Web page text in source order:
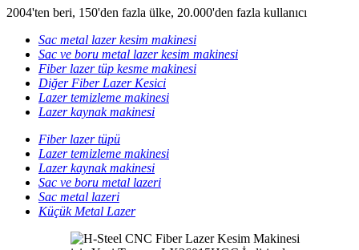
2004'ten beri, 150'den fazla ülke, 20.000'den fazla kullanıcı
Sac metal lazer kesim makinesi
Sac ve boru metal lazer kesim makinesi
Fiber lazer tüp kesme makinesi
Diğer Fiber Lazer Kesici
Lazer temizleme makinesi
Lazer kaynak makinesi
Fiber lazer tüpü
Lazer temizleme makinesi
Lazer kaynak makinesi
Sac ve boru metal lazeri
Sac metal lazeri
Küçük Metal Lazer